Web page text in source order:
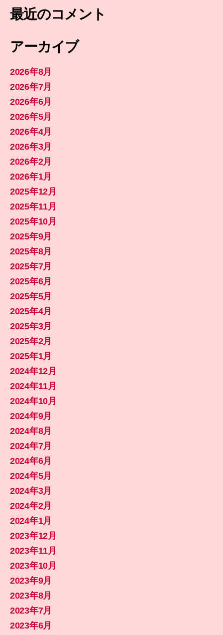
最近のコメント
アーカイブ
2026年8月
2026年7月
2026年6月
2026年5月
2026年4月
2026年3月
2026年2月
2026年1月
2025年12月
2025年11月
2025年10月
2025年9月
2025年8月
2025年7月
2025年6月
2025年5月
2025年4月
2025年3月
2025年2月
2025年1月
2024年12月
2024年11月
2024年10月
2024年9月
2024年8月
2024年7月
2024年6月
2024年5月
2024年3月
2024年2月
2024年1月
2023年12月
2023年11月
2023年10月
2023年9月
2023年8月
2023年7月
2023年6月